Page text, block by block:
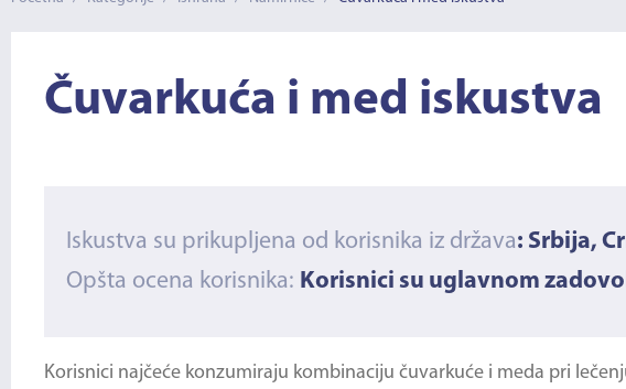
Čuvarkuća i med iskustva
Iskustva su prikupljena od korisnika iz država: Srbija,
Opšta ocena korisnika: Korisnici su uglavnom
Korisnici najčeće konzumiraju kombinaciju čuvarkuće i meda pri